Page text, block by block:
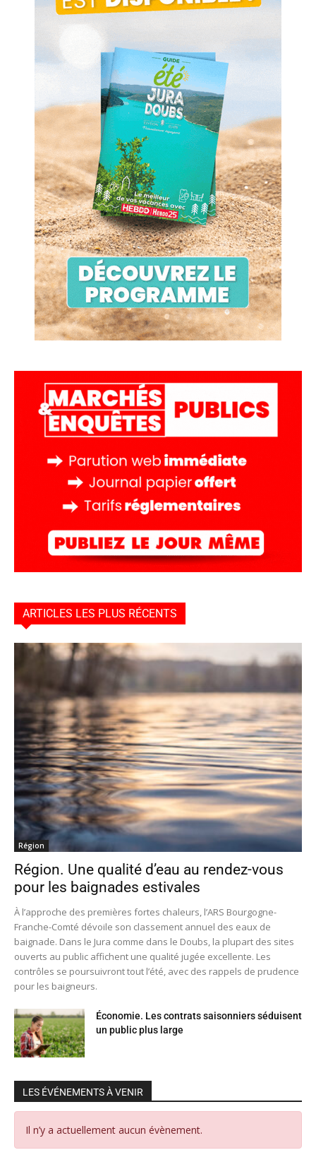
ARTICLES LES PLUS RÉCENTS
Région
Région. Une qualité d’eau au rendez-vous
pour les baignades estivales
À l’approche des premières fortes chaleurs, l’ARS Bourgogne-
Franche-Comté dévoile son classement annuel des eaux de
baignade. Dans le Jura comme dans le Doubs, la plupart des sites
ouverts au public affichent une qualité jugée excellente. Les
contrôles se poursuivront tout l’été, avec des rappels de prudence
pour les baigneurs.
Économie. Les contrats saisonniers séduisent
un public plus large
LES ÉVÉNEMENTS À VENIR
Il n’y a actuellement aucun évènement.